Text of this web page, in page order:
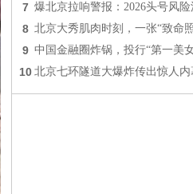
7 爆北京拉响警报：2026头号风
8 北京大秀肌肉时刻，一张“致命
9 中国金融圈炸锅，投行“第一美
10 北京七环隧道大爆炸传出惊人内